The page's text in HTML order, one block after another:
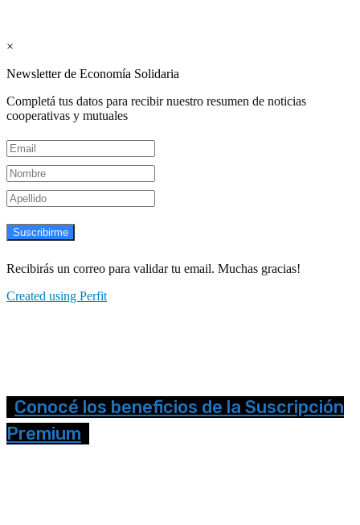
×
Newsletter de Economía Solidaria
Completá tus datos para recibir nuestro resumen de noticias
cooperativas y mutuales
Suscribirme
Recibirás un correo para validar tu email. Muchas gracias!
Created using Perfit
Conocé los beneficios de la Suscripción
Premium